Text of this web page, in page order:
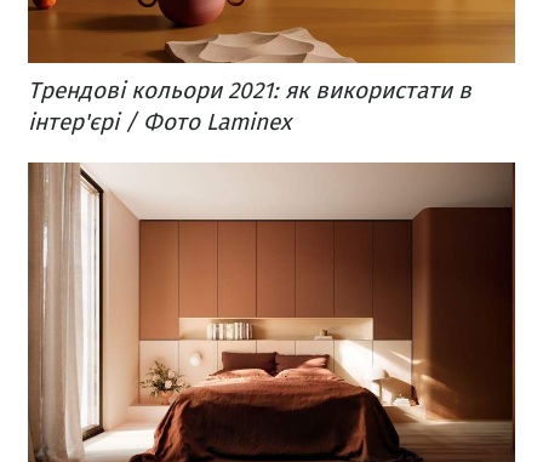
Трендові кольори 2021: як використати в
інтер'єрі / Фото Laminex